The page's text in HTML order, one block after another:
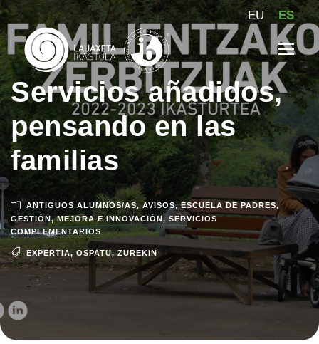
EU ES
Servicios añadidos,
pensando en las
familias
ANTIGUOS ALUMNOS/AS, AVISOS, ESCUELA DE PADRES,
GESTIÓN, MEJORA E INNOVACIÓN, SERVICIOS
COMPLEMENTARIOS
EXPERTIA, OSPATU, ZUREKIN